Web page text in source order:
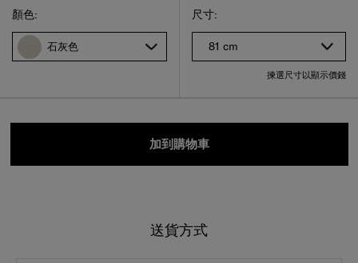
選擇尺碼
Select
尺寸:
81 cm
揀選尺寸以顯示價錢
Select
顏色:
石灰色
加到購物車
送貨方式